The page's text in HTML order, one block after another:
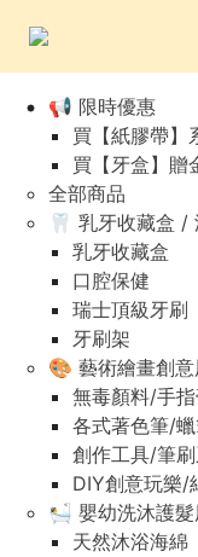
📢 限時優惠
買【紙膠帶】
買【牙盒】贈
全部商品
🦷 乳牙收藏盒 /
乳牙收藏盒
口腔保健
瑞士頂級牙刷
牙刷架
🎨 藝術繪畫創意
無毒顏料/手
各式著色筆/
創作工具/筆
DIY創意玩樂/
🛀 嬰幼洗沐護髮
天然沐浴海綿